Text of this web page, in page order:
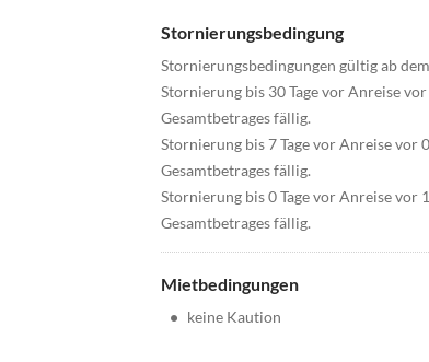
Stornierungsbedingung
Stornierungsbedingungen gültig ab
Stornierung bis 30 Tage vor Anreise
Gesamtbetrages fällig.
Stornierung bis 7 Tage vor Anreise vor
Gesamtbetrages fällig.
Stornierung bis 0 Tage vor Anreise vor
Gesamtbetrages fällig.
Mietbedingungen
• keine Kaution